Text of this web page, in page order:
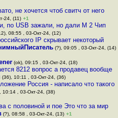
не хочется чтоб свитч от него
24, (11) +1
по USB зажали, но дали M 2 Чип
08:55 , 03-Окт-24, (12)
IP скрывает некоторый
(?), 09:05 , 03-Окт-24, (14)
(ok), 09:15 , 03-Окт-24, (18)
8212 вопрос а продавец вообще
(36), 10:11 , 03-Окт-24, (36)
Россия - написало что такого
10:14 , 03-Окт-24, (38)
с половиной и пое Это что за мир
(?), 08:58 , 03-Окт-24, (13) +1